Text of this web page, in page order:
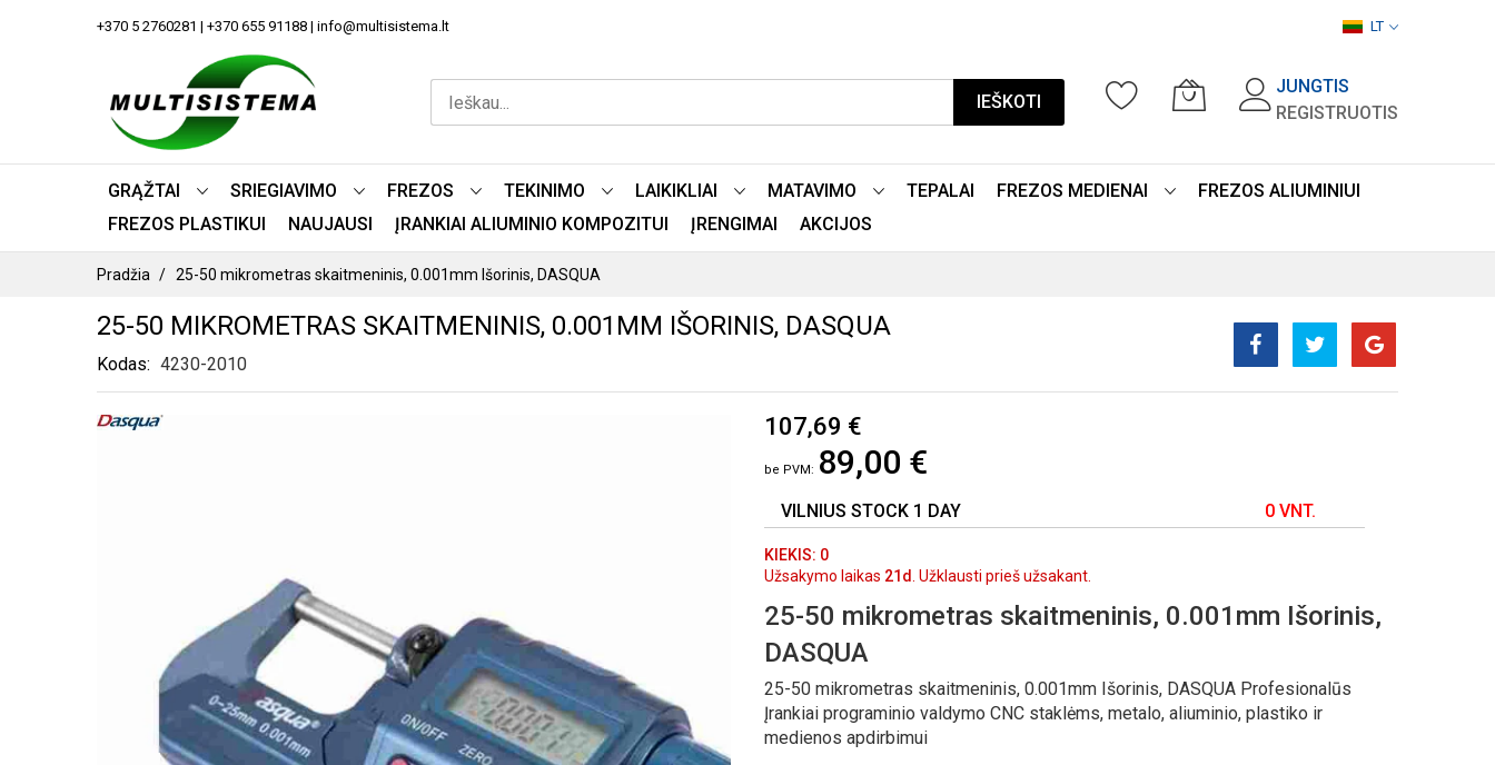
+370 5 2760281 | +370 655 91188 | info@multisistema.lt LT
IEŠKOTI
JUNGTIS
REGISTRUOTIS
GRĄŽTAI SRIEGIAVIMO FREZOS TEKINIMO LAIKIKLIAI MATAVIMO TEPALAI FREZOS MEDIENAI
FREZOS ALIUMINIUI
FREZOS PLASTIKUI
NAUJAUSI ĮRANKIAI ALIUMINIO KOMPOZITUI ĮRENGIMAI AKCIJOS
Pradžia 25-50 mikrometras skaitmeninis, 0.001mm Išorinis, DASQUA
25-50 MIKROMETRAS SKAITMENINIS, 0.001MM IŠORINIS, DASQUA
Kodas 4230-2010
PEREITI
107,69 €
89,00 €
VILNIUS STOCK 1 DAY 0 VNT.
KIEKIS: 0
Užsakymo laikas 21d . Užklausti prieš užsakant.
25-50 mikrometras skaitmeninis, 0.001mm Išorinis,
DASQUA
25-50 mikrometras skaitmeninis, 0.001mm Išorinis, DASQUA Profesionalūs
Įrankiai programinio valdymo CNC staklėms, metalo, aliuminio, plastiko ir
medienos apdirbimui